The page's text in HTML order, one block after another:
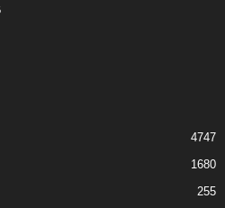
4747
1680
255